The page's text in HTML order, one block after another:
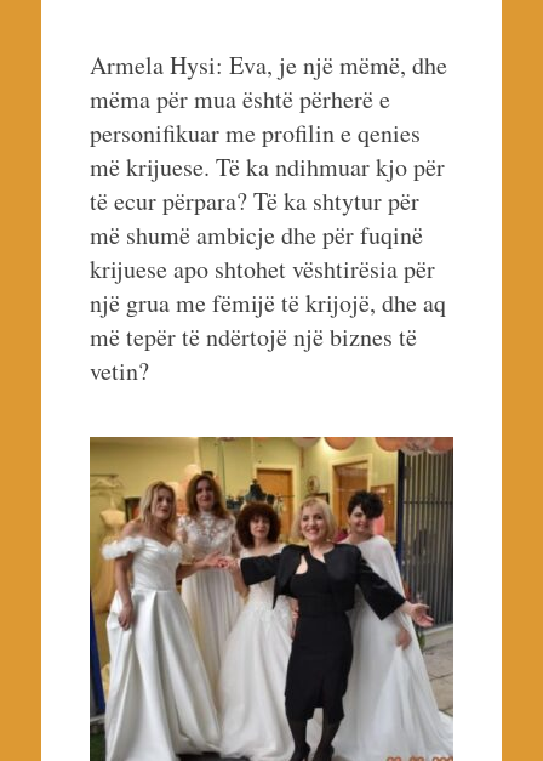
Armela Hysi: Eva, je një mëmë, dhe
mëma për mua është përherë e
personifikuar me profilin e qenies
më krijuese. Të ka ndihmuar kjo për
të ecur përpara? Të ka shtytur për
më shumë ambicje dhe për fuqinë
krijuese apo shtohet vështirësia për
një grua me fëmijë të krijojë, dhe aq
më tepër të ndërtojë një biznes të
vetin?